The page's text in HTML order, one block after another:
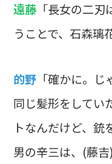
遠藤 「長女の二
うことで、石森璃
的野 「確かに。
同じ髪形をしてい
トなんだけど、銃
男の辛三は、(藤